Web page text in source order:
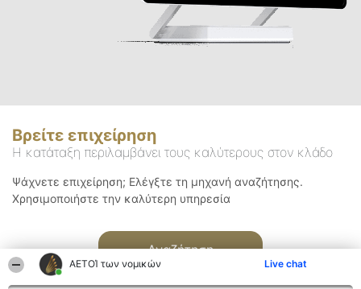
ΑΕΤΟΊ των νομικών Live chat
Βρείτε επιχείρηση
Η κατάταξη περιλαμβάνει τους καλύτερους στον κλάδο
Ψάχνετε επιχείρηση; Ελέγξτε τη μηχανή αναζήτησης.
Χρησιμοποιήστε την καλύτερη υπηρεσία
Αναζήτηση